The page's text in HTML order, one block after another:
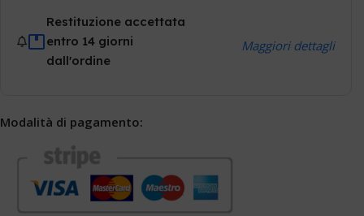
Restituzione accettata
entro 14 giorni
dall'ordine
Maggiori dettagli
Modalità di pagamento: